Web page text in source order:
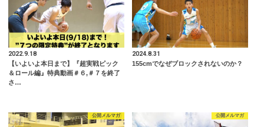
2022.9.18
【いよいよ本日まで】『超実戦ピック
＆ロール編』特典動画＃６,＃７を終了
さ…
2024.8.31
155cmでなぜブロックされないのか？
公開メルマガ 公開メルマガ